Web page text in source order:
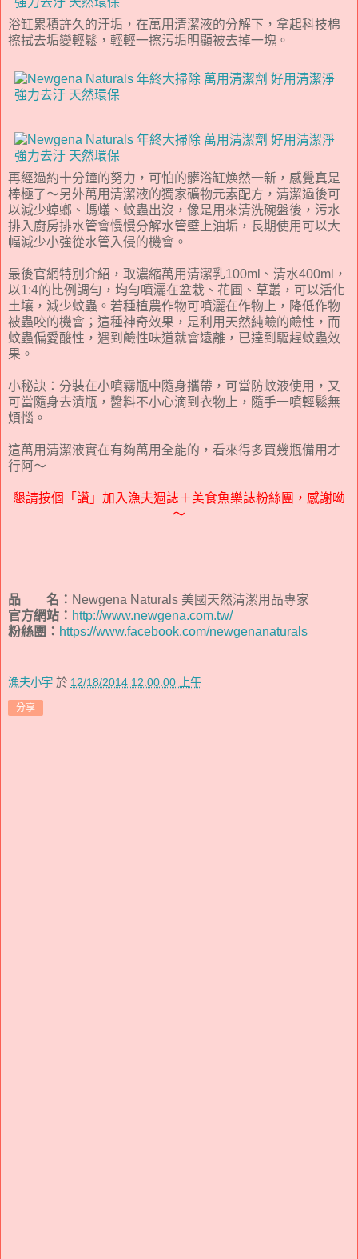
浴缸累積許久的汙垢，在萬用清潔液的分解下，拿起科技棉
擦拭去垢變輕鬆，輕輕一擦污垢明顯被去掉一塊。
再經過約十分鐘的努力，可怕的髒浴缸煥然一新，感覺真是
棒極了～另外萬用清潔液的獨家礦物元素配方，清潔過後可
以減少蟑螂、螞蟻、蚊蟲出沒，像是用來清洗碗盤後，污水
排入廚房排水管會慢慢分解水管壁上油垢，長期使用可以大
幅減少小強從水管入侵的機會。
最後官網特別介紹，取濃縮萬用清潔乳100ml、清水400ml，
以1:4的比例調勻，均勻噴灑在盆栽、花圃、草叢，可以活化
土壤，減少蚊蟲。若種植農作物可噴灑在作物上，降低作物
被蟲咬的機會；這種神奇效果，是利用天然純鹼的鹼性，而
蚊蟲偏愛酸性，遇到鹼性味道就會遠離，已達到驅趕蚊蟲效
果。
小秘訣：分裝在小噴霧瓶中隨身攜帶，可當防蚊液使用，又
可當隨身去漬瓶，醬料不小心滴到衣物上，隨手一噴輕鬆無
煩惱。
這萬用清潔液實在有夠萬用全能的，看來得多買幾瓶備用才
行阿～
懇請按個「讚」加入漁夫週誌＋美食魚樂誌粉絲團，感謝呦
～
品 名： Newgena Naturals 美國天然清潔用品專家
官方網站： http://www.newgena.com.tw/
粉絲團： https://www.facebook.com/newgenanaturals
漁夫小宇 於 12/18/2014 12:00:00 上午
分享